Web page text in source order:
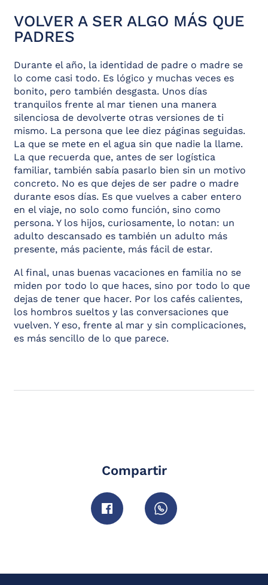
VOLVER A SER ALGO MÁS QUE
PADRES
Durante el año, la identidad de padre o madre se
lo come casi todo. Es lógico y muchas veces es
bonito, pero también desgasta. Unos días
tranquilos frente al mar tienen una manera
silenciosa de devolverte otras versiones de ti
mismo. La persona que lee diez páginas seguidas.
La que se mete en el agua sin que nadie la llame.
La que recuerda que, antes de ser logística
familiar, también sabía pasarlo bien sin un motivo
concreto. No es que dejes de ser padre o madre
durante esos días. Es que vuelves a caber entero
en el viaje, no solo como función, sino como
persona. Y los hijos, curiosamente, lo notan: un
adulto descansado es también un adulto más
presente, más paciente, más fácil de estar.
Al final, unas buenas vacaciones en familia no se
miden por todo lo que haces, sino por todo lo que
dejas de tener que hacer. Por los cafés calientes,
los hombros sueltos y las conversaciones que
vuelven. Y eso, frente al mar y sin complicaciones,
es más sencillo de lo que parece.
Compartir